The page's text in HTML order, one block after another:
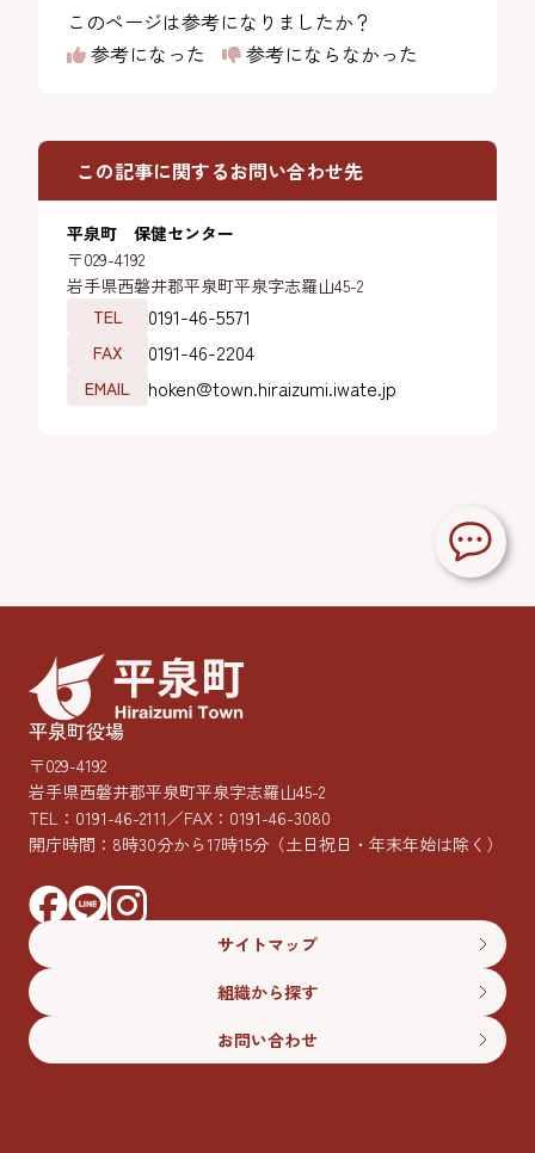
このページは参考になりましたか？
参考になった
参考にならなかった
この記事に関するお問い合わせ先
平泉町 保健センター
〒029-4192
岩手県西磐井郡平泉町平泉字志羅山45-2
TEL
0191-46-5571
FAX 0191-46-2204
EMAIL hoken@town.hiraizumi.iwate.jp
平泉町役場
〒029-4192
岩手県西磐井郡平泉町平泉字志羅山45-2
TEL： 0191-46-2111／FAX：0191-46-3080
開庁時間：8時30分から17時15分 （土日祝日・年末年始は除く）
サイトマップ
組織から探す
お問い合わせ